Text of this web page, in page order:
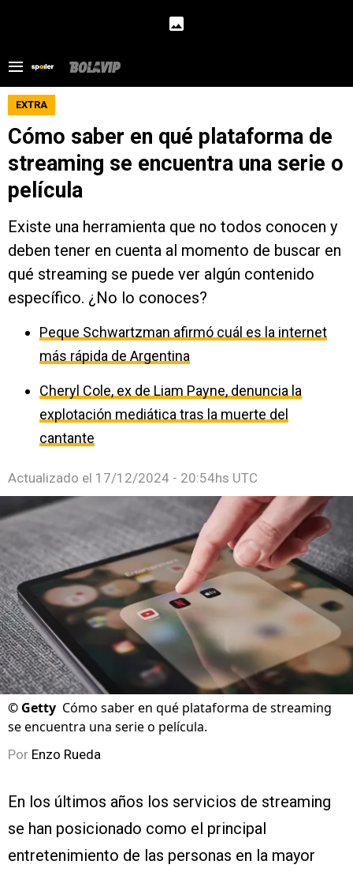
EXTRA
Cómo saber en qué plataforma de
streaming se encuentra una serie o
película
Existe una herramienta que no todos conocen y
deben tener en cuenta al momento de buscar en
qué streaming se puede ver algún contenido
específico. ¿No lo conoces?
Peque Schwartzman afirmó cuál es la internet
más rápida de Argentina
Cheryl Cole, ex de Liam Payne, denuncia la
explotación mediática tras la muerte del
cantante
Actualizado el 17/12/2024 - 20:54hs UTC
© Getty Cómo saber en qué plataforma de streaming
se encuentra una serie o película.
Por Enzo Rueda
En los últimos años los servicios de streaming
se han posicionado como el principal
entretenimiento de las personas en la mayor